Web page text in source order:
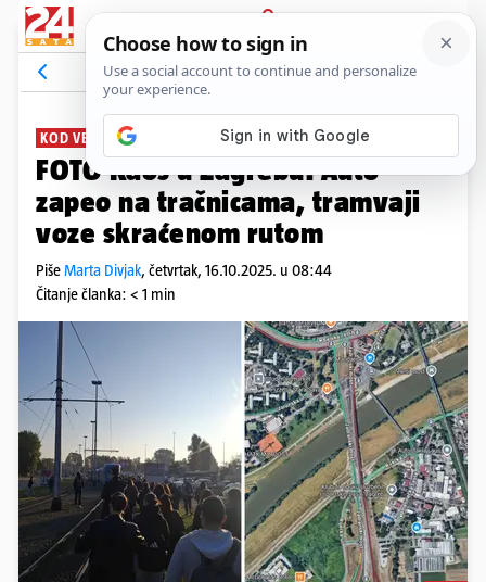
PRIJAVA
News Komentari
KOD VESLAČKE
FOTO Kaos u Zagrebu! Auto
zapeo na tračnicama, tramvaji
voze skraćenom rutom
PišeMarta Divjak, četvrtak, 16.10.2025. u 08:44
Čitanje članka: < 1 min